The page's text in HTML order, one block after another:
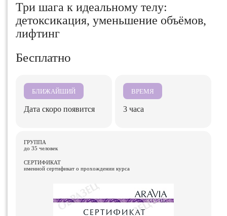
Три шага к идеальному телу:
детоксикация, уменьшение объёмов,
лифтинг
Бесплатно
БЛИЖАЙШИЙ
Дата скоро появится
ВРЕМЯ
3 часа
ГРУППА
до 35 человек
СЕРТИФИКАТ
именной сертификат о прохождении курса